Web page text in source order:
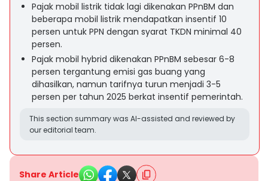
Pajak mobil listrik tidak lagi dikenakan PPnBM dan
beberapa mobil listrik mendapatkan insentif 10
persen untuk PPN dengan syarat TKDN minimal 40
persen.
Pajak mobil hybrid dikenakan PPnBM sebesar 6-8
persen tergantung emisi gas buang yang
dihasilkan, namun tarifnya turun menjadi 3-5
persen per tahun 2025 berkat insentif pemerintah.
This section summary was AI-assisted and reviewed by
our editorial team.
Share Article